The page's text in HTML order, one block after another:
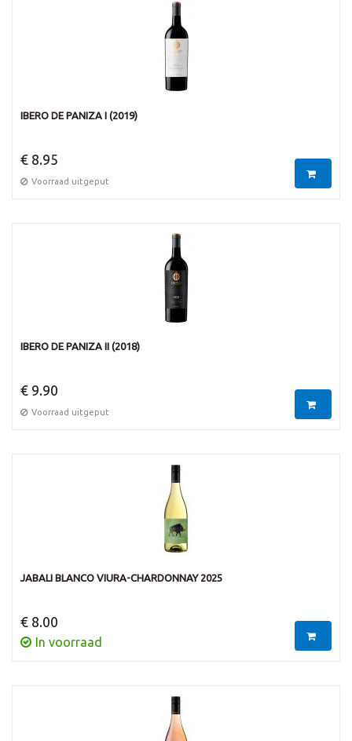
IBERO DE PANIZA I (2019)
€ 8.95
Voorraad uitgeput
IBERO DE PANIZA II (2018)
€ 9.90
Voorraad uitgeput
JABALI BLANCO VIURA-CHARDONNAY 2025
€ 8.00
In voorraad